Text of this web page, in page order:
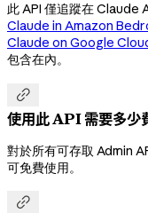
此 API 僅追蹤在 Claude
Claude in Amazon
Claude on Google
包含在內。

使用此 API 需要多少
對於所有可存取 Admin
可免費使用。
